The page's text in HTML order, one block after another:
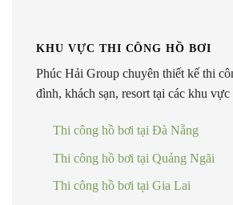
KHU VỰC THI CÔNG HỒ BƠI
Phúc Hải Group chuyên thiết kế thi
đình, khách sạn, resort tại các khu vực
Thi công hồ bơi tại Đà Nẵng
Thi công hồ bơi tại Quảng Ngãi
Thi công hồ bơi tại Gia Lai